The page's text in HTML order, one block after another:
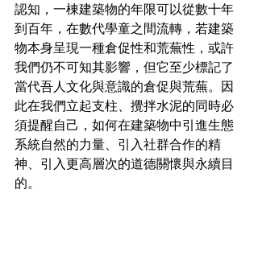
認知，一棟建築物的年限可以從數十年
到百年，在數代學童之間流轉，若建築
物本身呈現一種倉促性和荒蕪性，或許
我們仍不可知其影響，但它至少標記了
當代吾人文化與意識的倉促與荒蕪。因
此在我們立起支柱、攪拌水泥的同時必
須提醒自己，如何在建築物中引進生態
系統自然的力量、引入社群合作的精
神、引入更高層次的道德關懷與永續目
的。